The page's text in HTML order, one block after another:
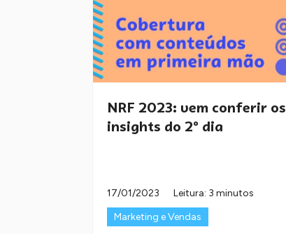
NRF 2023: vem conferir os
insights do 2º dia
17/01/2023
Leitura: 3 minutos
Marketing e Vendas